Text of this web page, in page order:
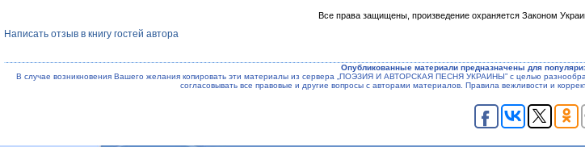
Все права защищены, произведение охраняется Законом
Написать отзыв в книгу гостей автора
Опубликованные материали предназначены для
В случае возникновения Вашего желания копировать эти материалы из сервера „ПОЭЗИЯ И АВТОРСКАЯ ПЕСНЯ УКРАИНЫ” с целью
согласовывать все правовые и другие вопросы с авторами материалов. Правила вежливости и